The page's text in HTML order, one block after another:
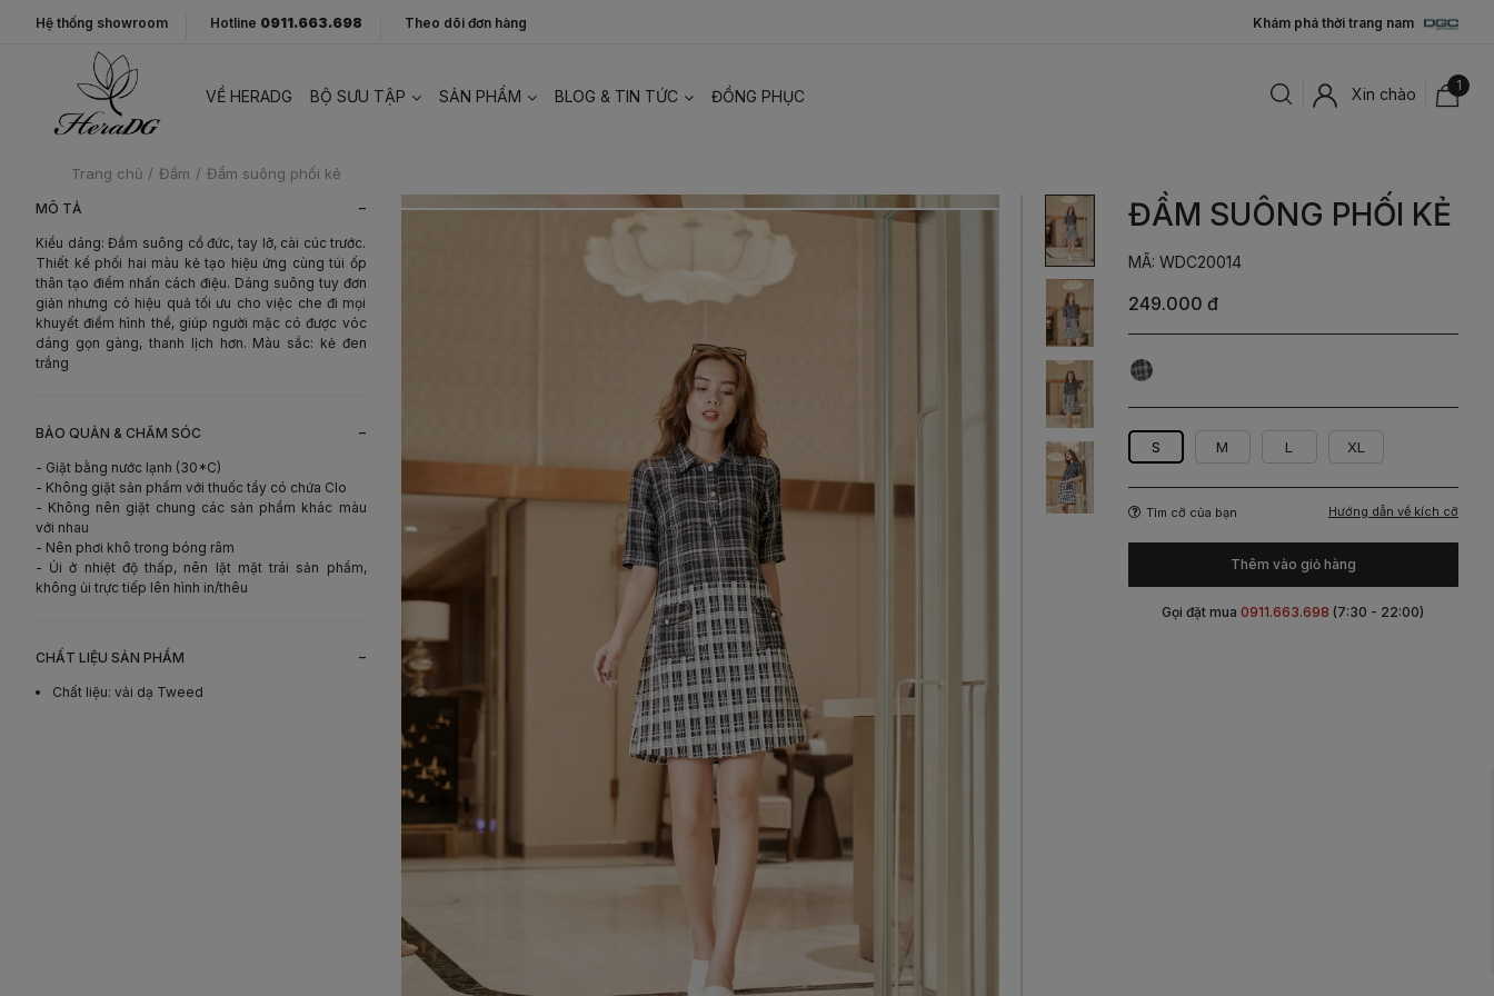
Hệ thống showroom Hotline 0911.663.698 Theo dõi đơn hàng Khám phá thời trang nam
VỀ HERADG BỘ SƯU TẬP SẢN PHẨM BLOG & TIN TỨC ĐỒNG PHỤC Xin chào 1
Trang chủ / Đầm / Đầm suông phối kẻ
MÔ TẢ -
Kiểu dáng: Đầm suông cổ đức, tay lỡ, cài cúc trước.
Thiết kế phối hai màu kẻ tạo hiệu ứng cùng túi ốp
thân tạo điểm nhấn cách điệu. Dáng suông tuy đơn
giản nhưng có hiệu quả tối ưu cho việc che đi mọi
khuyết điểm hình thể, giúp người mặc có được vóc
dáng gọn gàng, thanh lịch hơn. Màu sắc: kẻ đen
trắng
BẢO QUẢN & CHĂM SÓC -
- Giặt bằng nước lạnh (30*C)
- Không giặt sản phẩm với thuốc tẩy có chứa Clo
- Không nên giặt chung các sản phẩm khác màu
với nhau
- Nên phơi khô trong bóng râm
- Ủi ở nhiệt độ thấp, nên lật mặt trái sản phẩm,
không ủi trực tiếp lên hình in/thêu
CHẤT LIỆU SẢN PHẨM -
Chất liệu: vải dạ Tweed
ĐẦM SUÔNG PHỐI KẺ
MÃ: WDC20014
249.000 đ
Kẻ
Trắng
S M L XL
Tìm cỡ của bạn Hướng dẫn về kích cỡ
Thêm vào giỏ hàng
Gọi đặt mua0911.663.698 (7:30 - 22:00)